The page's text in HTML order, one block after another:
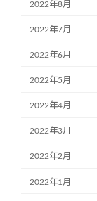
2022年8月
2022年7月
2022年6月
2022年5月
2022年4月
2022年3月
2022年2月
2022年1月